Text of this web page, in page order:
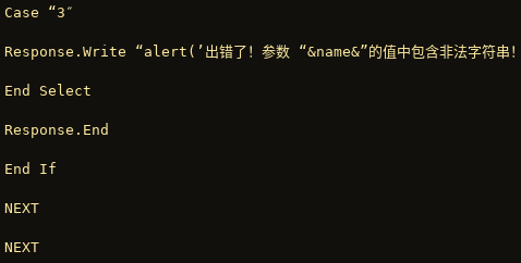
Case “3″
Response.Write “alert(’出错了！参数 “&name&”的值中包含非法字符
End Select
Response.End
End If
NEXT
NEXT